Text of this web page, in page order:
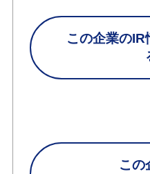
この企業の
この